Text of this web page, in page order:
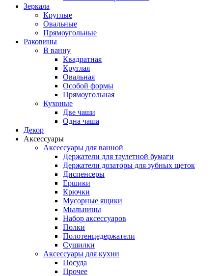
Зеркала
Круглые
Овальные
Прямоугольные
Раковины
В ванну
Квадратная
Круглая
Овальная
Особой формы
Прямоугольная
Кухоные
Две чаши
Одна чаша
Декор
Аксессуары
Аксессуары для ванной
Держатели для таулетной бумаги
Держатели дозаторы для зубных щеток
Диспенсеры
Ершики
Крючки
Мусорные ящики
Мыльницы
Набор аксессуаров
Полки
Полотенцедержатели
Сушилки
Аксессуары для кухни
Посуда
Прочее